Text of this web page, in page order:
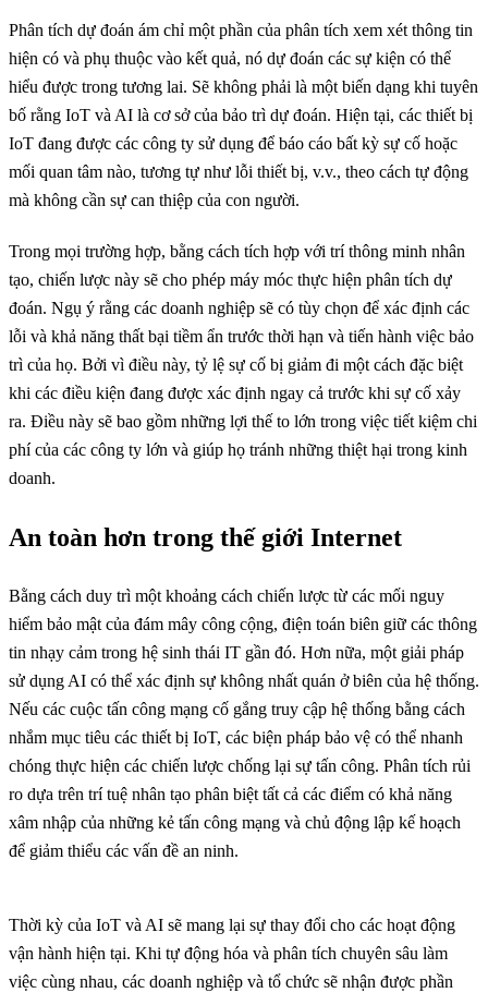
Phân tích dự đoán ám chỉ một phần của phân tích xem xét thông tin
hiện có và phụ thuộc vào kết quả, nó dự đoán các sự kiện có thể
hiểu được trong tương lai. Sẽ không phải là một biến dạng khi tuyên
bố rằng IoT và AI là cơ sở của bảo trì dự đoán. Hiện tại, các thiết bị
IoT đang được các công ty sử dụng để báo cáo bất kỳ sự cố hoặc
mối quan tâm nào, tương tự như lỗi thiết bị, v.v., theo cách tự động
mà không cần sự can thiệp của con người.
Trong mọi trường hợp, bằng cách tích hợp với trí thông minh nhân
tạo, chiến lược này sẽ cho phép máy móc thực hiện phân tích dự
đoán. Ngụ ý rằng các doanh nghiệp sẽ có tùy chọn để xác định các
lỗi và khả năng thất bại tiềm ẩn trước thời hạn và tiến hành việc bảo
trì của họ. Bởi vì điều này, tỷ lệ sự cố bị giảm đi một cách đặc biệt
khi các điều kiện đang được xác định ngay cả trước khi sự cố xảy
ra. Điều này sẽ bao gồm những lợi thế to lớn trong việc tiết kiệm chi
phí của các công ty lớn và giúp họ tránh những thiệt hại trong kinh
doanh.
An toàn hơn trong thế giới Internet
Bằng cách duy trì một khoảng cách chiến lược từ các mối nguy
hiểm bảo mật của đám mây công cộng, điện toán biên giữ các thông
tin nhạy cảm trong hệ sinh thái IT gần đó. Hơn nữa, một giải pháp
sử dụng AI có thể xác định sự không nhất quán ở biên của hệ thống.
Nếu các cuộc tấn công mạng cố gắng truy cập hệ thống bằng cách
nhắm mục tiêu các thiết bị IoT, các biện pháp bảo vệ có thể nhanh
chóng thực hiện các chiến lược chống lại sự tấn công. Phân tích rủi
ro dựa trên trí tuệ nhân tạo phân biệt tất cả các điểm có khả năng
xâm nhập của những kẻ tấn công mạng và chủ động lập kế hoạch
để giảm thiểu các vấn đề an ninh.
Thời kỳ của IoT và AI sẽ mang lại sự thay đổi cho các hoạt động
vận hành hiện tại. Khi tự động hóa và phân tích chuyên sâu làm
việc cùng nhau, các doanh nghiệp và tổ chức sẽ nhận được phần